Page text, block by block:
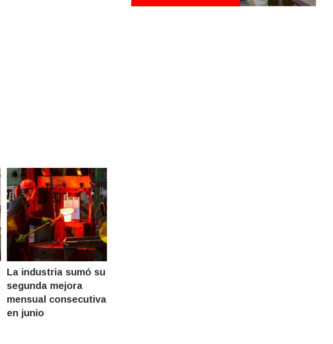
La industria sumó su
segunda mejora
mensual consecutiva
en junio